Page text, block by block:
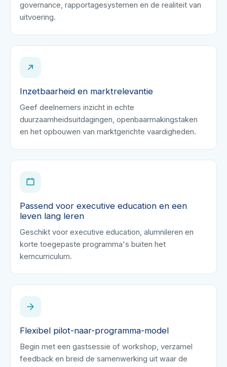
governance, rapportagesystemen en de realiteit van
uitvoering.
Inzetbaarheid en marktrelevantie
Geef deelnemers inzicht in echte
duurzaamheidsuitdagingen, openbaarmakingstaken
en het opbouwen van marktgerichte vaardigheden.
Passend voor executive education en een
leven lang leren
Geschikt voor executive education, alumnileren en
korte toegepaste programma's buiten het
kerncurriculum.
Flexibel pilot-naar-programma-model
Begin met een gastsessie of workshop, verzamel
feedback en breid de samenwerking uit waar de